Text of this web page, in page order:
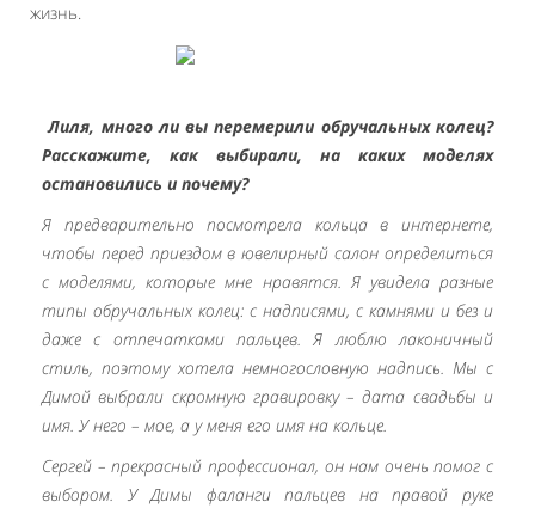
жизнь.
Лиля, много ли вы перемерили обручальных колец?
Расскажите, как выбирали, на каких моделях
остановились и почему?
Я предварительно посмотрела кольца в интернете,
чтобы перед приездом в ювелирный салон определиться
с моделями, которые мне нравятся. Я увидела разные
типы обручальных колец: с надписями, с камнями и без и
даже с отпечатками пальцев. Я люблю лаконичный
стиль, поэтому хотела немногословную надпись. Мы с
Димой выбрали скромную гравировку – дата свадьбы и
имя. У него – мое, а у меня его имя на кольце.
Сергей – прекрасный профессионал, он нам очень помог с
выбором. У Димы фаланги пальцев на правой руке